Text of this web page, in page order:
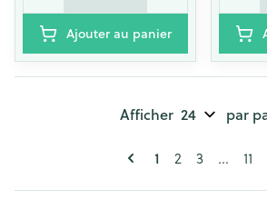
Ajouter au panier
Pages
Vous lisez
1 Page
2 Page
3 ... 11
Afficher par